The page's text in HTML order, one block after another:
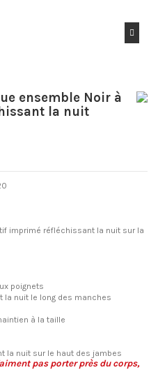
ensemble Noir à
la nuit
imprimé réfléchissant la nuit sur la
poignets
la nuit le long des manches
à la taille
la nuit sur le haut des jambes
pas porter près du corps,